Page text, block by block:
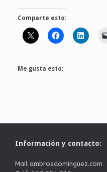
Comparte esto:
Me gusta esto:
Información y contacto:
Mail ambrosdominguez.com